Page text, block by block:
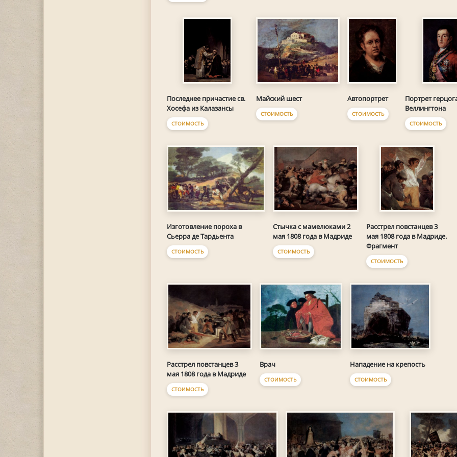
Последнее причастие св.
Хосефа из Калазансы
СТОИМОСТЬ
Майский шест
СТОИМОСТЬ
Автопортрет
СТОИМОСТЬ
Портрет
Веллингтона
СТОИМОСТЬ
Изготовление пороха в
Сьерра де Тардьента
СТОИМОСТЬ
Стычка с мамелюками 2
мая 1808 года в Мадриде
СТОИМОСТЬ
Расстрел повстанцев 3
мая 1808 года в Мадриде.
Фрагмент
СТОИМОСТЬ
Расстрел повстанцев 3
мая 1808 года в Мадриде
СТОИМОСТЬ
Врач
СТОИМОСТЬ
Нападение на крепость
СТОИМОСТЬ